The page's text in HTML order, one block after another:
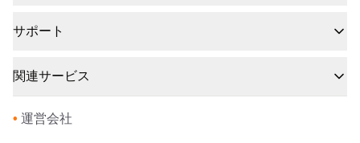
サポート
関連サービス
• 運営会社